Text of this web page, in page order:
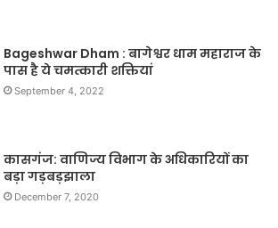
Bageshwar Dham : बागेश्वर धाम महाराज के
पास है ये चमत्कारी शक्तियां
September 4, 2022
कासगंज: वाणिज्य विभाग के अधिकारियों का
बड़ा गड़बड़झाला
December 7, 2020